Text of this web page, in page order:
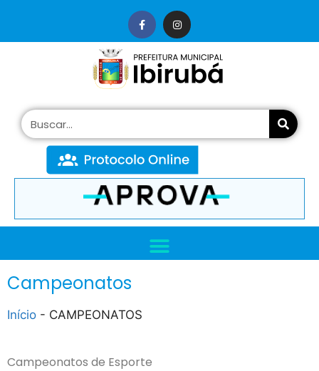
Campeonatos
Início - CAMPEONATOS
Campeonatos de Esporte